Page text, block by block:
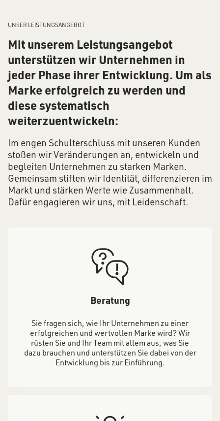
UNSER LEISTUNGSANGEBOT
Mit unserem Leistungsangebot
unterstützen wir Unternehmen in
jeder Phase ihrer Entwicklung. Um als
Marke erfolgreich zu werden und
diese systematisch
weiterzuentwickeln:
Im engen Schulterschluss mit unseren Kunden
stoßen wir Veränderungen an, entwickeln und
begleiten Unternehmen zu starken Marken.
Gemeinsam stiften wir Identität, differenzieren im
Markt und stärken Werte wie Zusammenhalt.
Dafür engagieren wir uns, mit Leidenschaft.
Beratung
Sie fragen sich, wie Ihr Unternehmen zu einer
erfolgreichen und wertvollen Marke wird? Wir
rüsten Sie und Ihr Team mit allem aus, was Sie
dazu brauchen und unterstützen Sie dabei von der
Entwicklung bis zur Einführung.